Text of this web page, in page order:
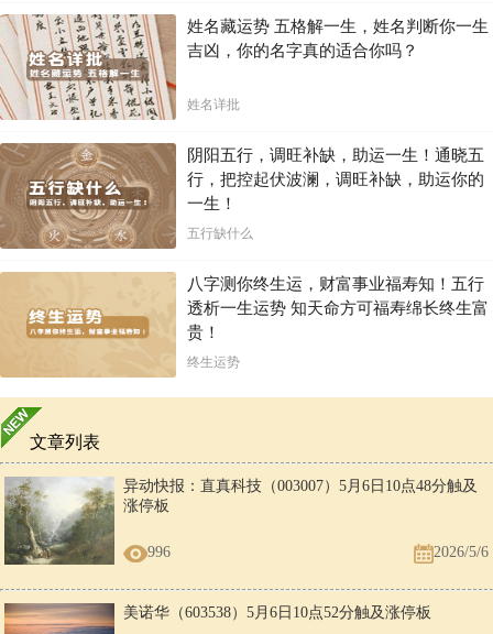
姓名藏运势 五格解一生，姓名判断你一生
吉凶，你的名字真的适合你吗？
姓名详批
阴阳五行，调旺补缺，助运一生！通晓五
行，把控起伏波澜，调旺补缺，助运你的
一生！
五行缺什么
八字测你终生运，财富事业福寿知！五行
透析一生运势 知天命方可福寿绵长终生富
贵！
终生运势
文章列表
异动快报：直真科技（003007）5月6日10点48分触及
涨停板
996 2026/5/6
美诺华（603538）5月6日10点52分触及涨停板